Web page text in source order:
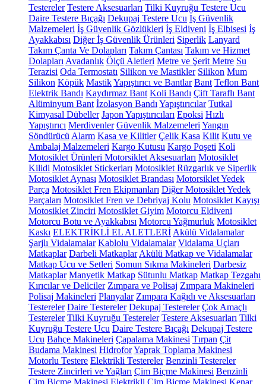
Testereler Testere Aksesuarları Tilki Kuyruğu Testere Ucu
Daire Testere Bıçağı Dekupaj Testere Ucu İş Güvenlik
Malzemeleri İş Güvenlik Gözlükleri İş Eldiveni İş Elbisesi İş
Ayakkabısı Diğer İş Güvenlik Ürünleri Siperlik Lanyard
Takım Çanta Ve Dolapları Takım Çantası Takım ve Hizmet
Dolapları Avadanlık Ölçü Aletleri Metre ve Şerit Metre Su
Terazisi Oda Termostatı Silikon ve Mastikler Silikon Mum
Silikon Köpük MastikYapıştırıcı ve Bantlar Bant Teflon Bant
Elektrik Bandı Kaydırmaz Bant Koli Bandı Çift Taraflı Bant
Alüminyum Bant İzolasyon Bandı Yapıştırıcılar Tutkal
Kimyasal Dübeller Japon Yapıştırıcıları Epoksi Hızlı
Yapıştırıcı Merdivenler Güvenlik Malzemeleri Yangın
Söndürücü Alarm Kasa ve Kilitler Çelik Kasa Kilit Kutu ve
Ambalaj Malzemeleri Kargo Kutusu Kargo Poşeti Koli
Motosiklet Ürünleri Motorsiklet Aksesuarları Motosiklet
Kilidi Motosiklet Stickerları Motosiklet Rüzgarlık ve Siperlik
Motosiklet Aynası Motosiklet Brandası Motorsiklet Yedek
Parça Motosiklet Fren Ekipmanları Diğer Motosiklet Yedek
Parçaları Motosiklet Fren ve Debriyaj Kolu Motosiklet Kayışı
Motosiklet Zinciri Motosiklet Giyim Motorcu Eldiveni
Motorcu Botu ve Ayakkabısı Motorcu Yağmurluk Motosiklet
Kaskı ELEKTRİKLİ EL ALETLERİ Akülü Vidalamalar
Şarjlı Vidalamalar Kablolu Vidalamalar Vidalama Uçları
Matkaplar Darbeli Matkaplar Akülü Matkap ve Vidalamalar
Matkap Ucu ve Setleri Somun Sıkma Makineleri Darbesiz
Matkaplar Manyetik Matkap Sütunlu Matkap Matkap Tezgahı
Kırıcılar ve Deliciler Zımpara ve Polisaj Zımpara Makineleri
Polisaj Makineleri Planyalar Zımpara Kağıdı ve Aksesuarları
Testereler Daire Testereler Dekupaj Testereler Çok Amaçlı
Testereler Tilki Kuyruğu Testereler Testere Aksesuarları Tilki
Kuyruğu Testere Ucu Daire Testere Bıçağı Dekupaj Testere
Ucu Bahçe Makineleri Çapalama Makinesi Tırpan Çit
Budama Makinesi HidroforYaprak Toplama Makinesi
Motorlu Testere Elektrikli Testereler Benzinli Testereler
Testere Zincirleri ve Yağları Çim Biçme Makinesi Benzinli
Çim Biçme Makinesi Elektrikli Çim Biçme Makinesi Kenar